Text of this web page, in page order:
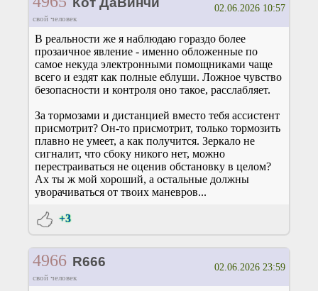
свой человек
02.06.2026 10:57
В реальности же я наблюдаю гораздо более
прозаичное явление - именно обложенные по
самое некуда электронными помощниками чаще
всего и ездят как полные еблуши. Ложное чувство
безопасности и контроля оно такое, расслабляет.
За тормозами и дистанцией вместо тебя ассистент
присмотрит? Он-то присмотрит, только тормозить
плавно не умеет, а как получится. Зеркало не
сигналит, что сбоку никого нет, можно
перестраиваться не оценив обстановку в целом?
Ах ты ж мой хороший, а остальные должны
уворачиваться от твоих маневров...
+3
4966 R666
свой человек
02.06.2026 23:59